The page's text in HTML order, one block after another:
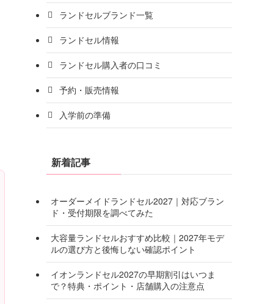
ランドセルブランド一覧
ランドセル情報
ランドセル購入者の口コミ
予約・販売情報
入学前の準備
新着記事
オーダーメイドランドセル2027｜対応ブラン
ド・受付期限を調べてみた
大容量ランドセルおすすめ比較｜2027年モデ
ルの選び方と後悔しない確認ポイント
イオンランドセル2027の早期割引はいつま
で？特典・ポイント・店舗購入の注意点